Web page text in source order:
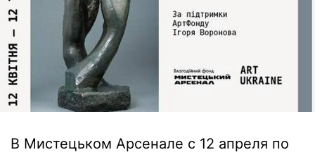
В Мистецьком Арсенале с 12 апреля по